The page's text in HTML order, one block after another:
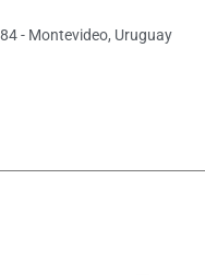
- Montevideo, Uruguay